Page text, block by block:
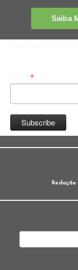
*